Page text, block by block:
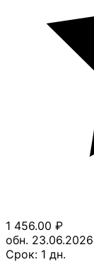
1 456.00 ₽
обн. 23.06.2026
Срок: 1 дн.